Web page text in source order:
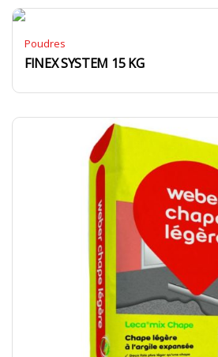
Poudres
FINEX SYSTEM 15 KG